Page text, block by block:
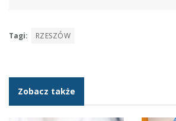
Tagi: RZESZÓW
Zobacz także